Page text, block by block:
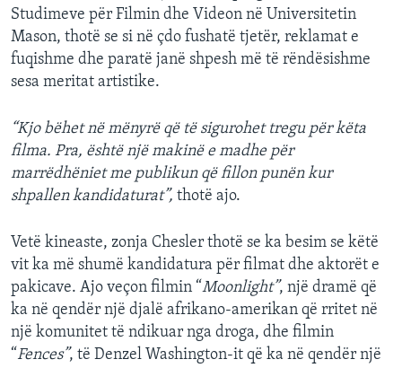
Studimeve për Filmin dhe Videon në Universitetin
Mason, thotë se si në çdo fushatë tjetër, reklamat e
fuqishme dhe paratë janë shpesh më të rëndësishme
sesa meritat artistike.
“Kjo bëhet në mënyrë që të sigurohet tregu për këta
filma. Pra, është një makinë e madhe për
marrëdhëniet me publikun që fillon punën kur
shpallen kandidaturat”, thotë ajo.
Vetë kineaste, zonja Chesler thotë se ka besim se këtë
vit ka më shumë kandidatura për filmat dhe aktorët e
pakicave. Ajo veçon filmin “Moonlight”, një dramë që
ka në qendër një djalë afrikano-amerikan që rritet në
një komunitet të ndikuar nga droga, dhe filmin
“Fences”, të Denzel Washington-it që ka në qendër një